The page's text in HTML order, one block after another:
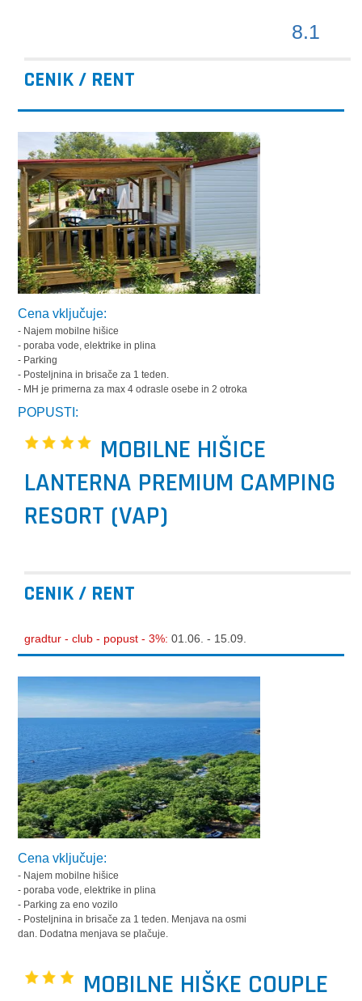
8.1
CENIK / RENT
Cena vključuje:
- Najem mobilne hišice
- poraba vode, elektrike in plina
- Parking
- Posteljnina in brisače za 1 teden.
- MH je primerna za max 4 odrasle osebe in 2 otroka
POPUSTI:
MOBILNE HIŠICE
LANTERNA PREMIUM CAMPING
RESORT (VAP)
CENIK / RENT
gradtur - club - popust - 3%:01.06. - 15.09.
Cena vključuje:
- Najem mobilne hišice
- poraba vode, elektrike in plina
- Parking za eno vozilo
- Posteljnina in brisače za 1 teden. Menjava na osmi
dan. Dodatna menjava se plačuje.
MOBILNE HIŠKE COUPLE